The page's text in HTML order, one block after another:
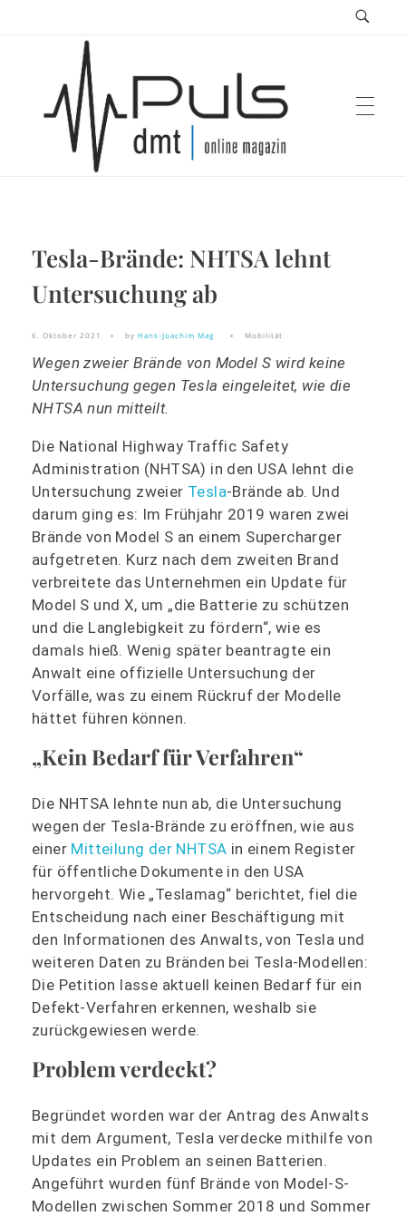
Puls Magazin
Zukunft der Mobilität
Tesla-Brände: NHTSA lehnt
Untersuchung ab
6. Oktober 2021 by Hans-Joachim Mag Mobilität
Wegen zweier Brände von Model S wird keine
Untersuchung gegen Tesla eingeleitet, wie die
NHTSA nun mitteilt.
Die National Highway Traffic Safety
Administration (NHTSA) in den USA lehnt die
Untersuchung zweier Tesla-Brände ab. Und
darum ging es: Im Frühjahr 2019 waren zwei
Brände von Model S an einem Supercharger
aufgetreten. Kurz nach dem zweiten Brand
verbreitete das Unternehmen ein Update für
Model S und X, um „die Batterie zu schützen
und die Langlebigkeit zu fördern“, wie es
damals hieß. Wenig später beantragte ein
Anwalt eine offizielle Untersuchung der
Vorfälle, was zu einem Rückruf der Modelle
hättet führen können.
„Kein Bedarf für Verfahren“
Die NHTSA lehnte nun ab, die Untersuchung
wegen der Tesla-Brände zu eröffnen, wie aus
einer Mitteilung der NHTSA in einem Register
für öffentliche Dokumente in den USA
hervorgeht. Wie „Teslamag“ berichtet, fiel die
Entscheidung nach einer Beschäftigung mit
den Informationen des Anwalts, von Tesla und
weiteren Daten zu Bränden bei Tesla-Modellen:
Die Petition lasse aktuell keinen Bedarf für ein
Defekt-Verfahren erkennen, weshalb sie
zurückgewiesen werde.
Problem verdeckt?
Begründet worden war der Antrag des Anwalts
mit dem Argument, Tesla verdecke mithilfe von
Updates ein Problem an seinen Batterien.
Angeführt wurden fünf Brände von Model-S-
Modellen zwischen Sommer 2018 und Sommer